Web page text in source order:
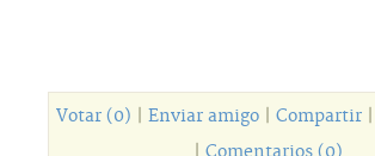
Votar (0) Enviar amigo| Compartir|